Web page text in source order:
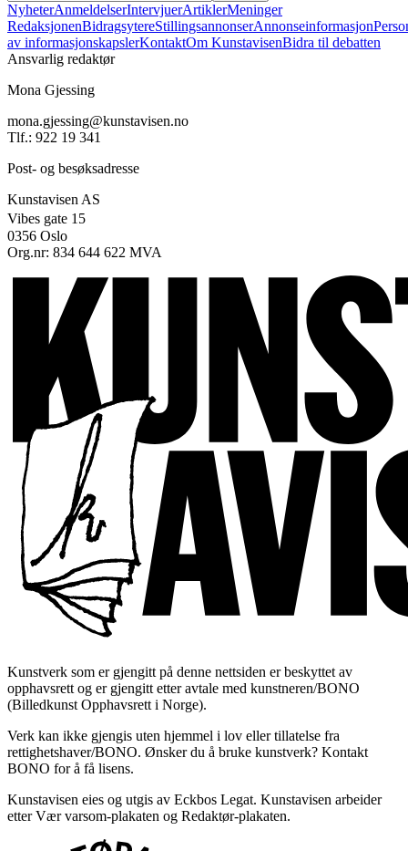
NyheterAnmeldelserIntervjuerArtiklerMeninger
RedaksjonenBidragsytereStillingsannonserAnnonseinformasjon
av informasjonskapslerKontaktOm KunstavisenBidra til debatten
Ansvarlig redaktør
Mona Gjessing
mona.gjessing@kunstavisen.no
Tlf.: 922 19 341
Post- og besøksadresse
Kunstavisen AS
Vibes gate 15
0356 Oslo
Org.nr: 834 644 622 MVA
Kunstverk som er gjengitt på denne nettsiden er beskyttet av
opphavsrett og er gjengitt etter avtale med kunstneren/BONO
(Billedkunst Opphavsrett i Norge).
Verk kan ikke gjengis uten hjemmel i lov eller tillatelse fra
rettighetshaver/BONO. Ønsker du å bruke kunstverk? Kontakt
BONO for å få lisens.
Kunstavisen eies og utgis av Eckbos Legat. Kunstavisen arbeider
etter Vær varsom-plakaten og Redaktør-plakaten.